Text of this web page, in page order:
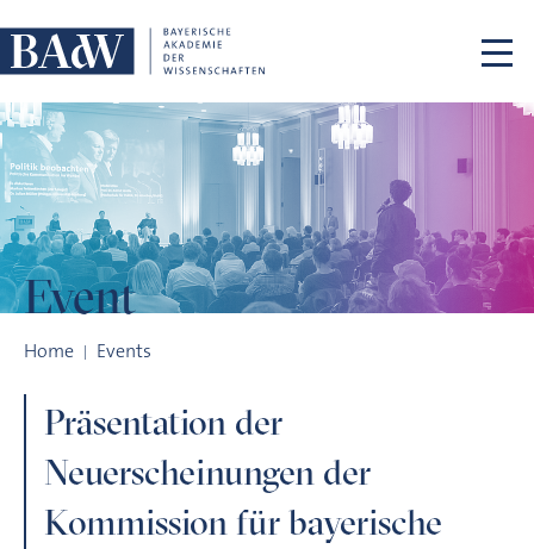
Event
Home Events
Präsentation der
Neuerscheinungen der
Kommission für bayerische